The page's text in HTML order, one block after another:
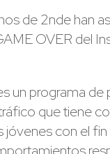
de 2nde han
OVER del
un programa de
que tiene
jóvenes con el